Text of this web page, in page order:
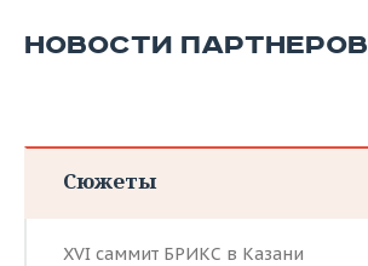
НОВОСТИ ПАРТНЕРОВ
Сюжеты
XVI саммит БРИКС в Казани